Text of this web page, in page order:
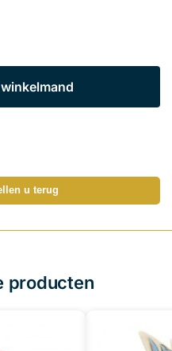
u terug
producten